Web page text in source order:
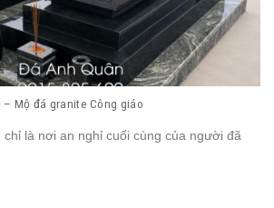
– Mộ đá granite Công giáo
chỉ là nơi an nghỉ cuối cùng của người đã